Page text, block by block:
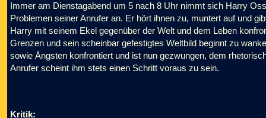
Immer am Dienstagabend um 5 nach 8 Uhr nimmt sich Harry
Problemen seiner Anrufer an. Er hört ihnen zu, muntert auf und
Harry mit seinem Ekel gegenüber der Welt und dem Leben
Grenzen und sein scheinbar gefestigtes Weltbild beginnt zu
sowie Ängsten konfrontiert und ist nun gezwungen, dem
Anrufer scheint ihm stets einen Schritt voraus zu sein.
Kritik: